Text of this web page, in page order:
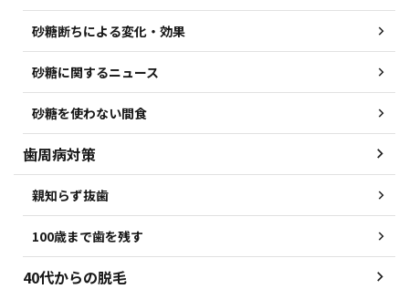
砂糖断ちによる変化・効果
砂糖に関するニュース
砂糖を使わない間食
歯周病対策
親知らず抜歯
100歳まで歯を残す
40代からの脱毛